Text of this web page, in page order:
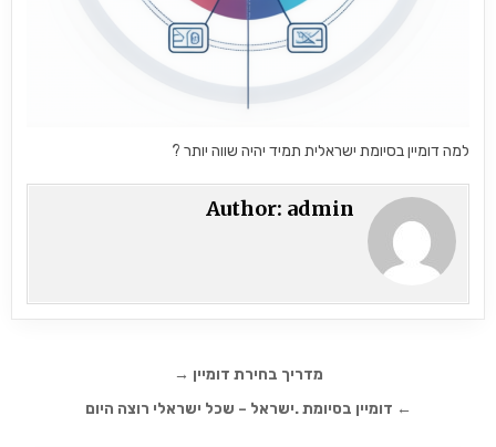
למה דומיין בסיומת ישראלית תמיד יהיה שווה יותר ?
Author: admin
מדריך בחירת דומיין →
← דומיין בסיומת .ישראל – שכל ישראלי רוצה היום